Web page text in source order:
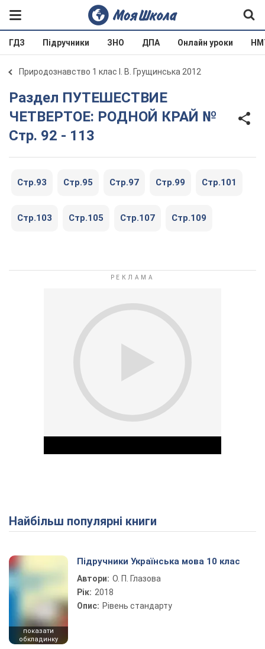
ГДЗ Підручники ЗНО ДПА Онлайн уроки
Природознавство 1 клас І. В. Грущинська 2012
Раздел ПУТЕШЕСТВИЕ
ЧЕТВЕРТОЕ: РОДНОЙ КРАЙ №
Стр. 92 - 113
Стр.93 Стр.95 Стр.97 Стр.99 Стр.101
Стр.103 Стр.105 Стр.107 Стр.109
Play Video
Найбільш популярні книги
показати
обкладинку
Підручники Українська мова 10 клас
Автори: О. П. Глазова
Рік: 2018
Опис: Рівень стандарту